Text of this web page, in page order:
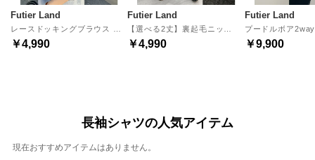
Futier Land
￥4,990
Futier Land
￥4,990
Futier Land
￥9,900
長袖シャツの人気アイテム
現在おすすめアイテムはありません。